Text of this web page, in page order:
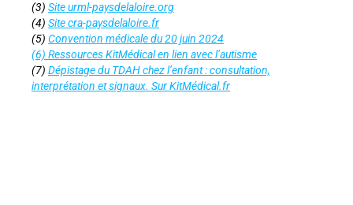
(3) Site urml-paysdelaloire.org
(4) Site cra-paysdelaloire.fr
(5) Convention médicale du 20 juin 2024
(6) Ressources KitMédical en lien avec l’autisme
(7) Dépistage du TDAH chez l’enfant : consultation,
interprétation et signaux. Sur KitMédical.fr